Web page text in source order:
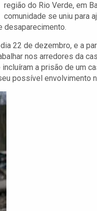
região do Rio Verde, em
comunidade se uniu para
desaparecimento.
22 de dezembro, e a
nos arredores da
a prisão de um
possível envolvimento